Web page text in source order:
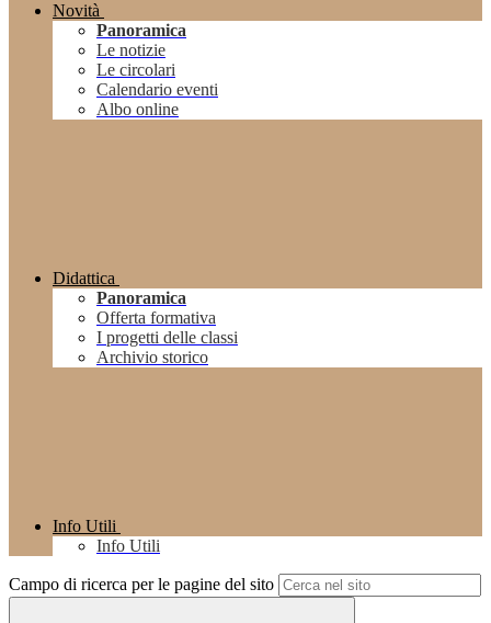
Novità
Panoramica
Le notizie
Le circolari
Calendario eventi
Albo online
Didattica
Panoramica
Offerta formativa
I progetti delle classi
Archivio storico
Info Utili
Info Utili
Campo di ricerca per le pagine del sito